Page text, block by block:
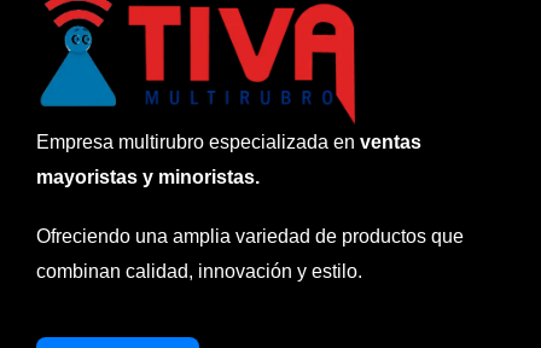
Empresa multirubro especializada en ventas
mayoristas y minoristas.
Ofreciendo una amplia variedad de productos que
combinan calidad, innovación y estilo.